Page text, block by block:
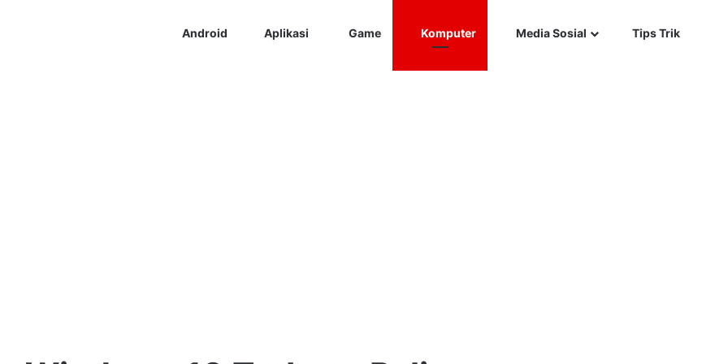
Android Aplikasi Game Komputer Media Sosial Tips Trik